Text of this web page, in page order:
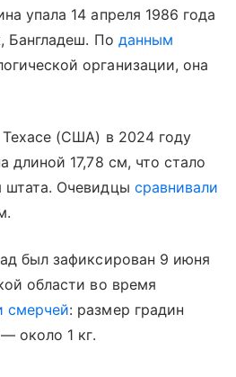
упала 14 апреля 1986 года
Бангладеш. По данным
организации, она
(США) в 2024 году
длиной 17,78 см, что стало
Очевидцы сравнивали
был зафиксирован 9 июня
области во время
смерчей: размер градин
около 1 кг.